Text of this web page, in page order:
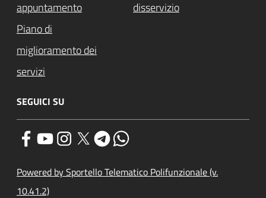
appuntamento
disservizio
Piano di
miglioramento dei
servizi
SEGUICI SU
Powered by Sportello Telematico Polifunzionale (v.
10.41.2)